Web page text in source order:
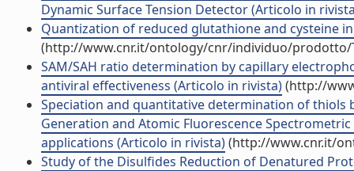
Dynamic Surface Tension Detector (Articolo in
Quantization of reduced glutathione and cysteine
(http://www.cnr.it/ontology/cnr/individuo/prodotto/
SAM/SAH ratio determination by capillary
antiviral effectiveness (Articolo in rivista)(http://
Speciation and quantitative determination of thiols
Generation and Atomic Fluorescence
applications (Articolo in rivista)(http://www.cnr.it/
Study of the Disulfides Reduction of Denatured